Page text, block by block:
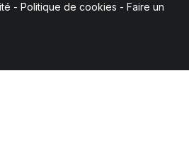
- Politique de cookies - Faire un